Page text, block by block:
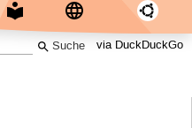
via DuckDuckGo